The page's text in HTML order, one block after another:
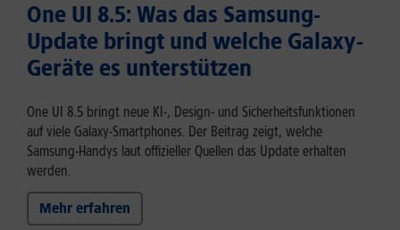
One UI 8.5: Was das Samsung-
Update bringt und welche Galaxy-
Geräte es unterstützen
One UI 8.5 bringt neue KI-, Design- und Sicherheitsfunktionen
auf viele Galaxy-Smartphones. Der Beitrag zeigt, welche
Samsung-Handys laut offizieller Quellen das Update erhalten
werden.
Mehr erfahren